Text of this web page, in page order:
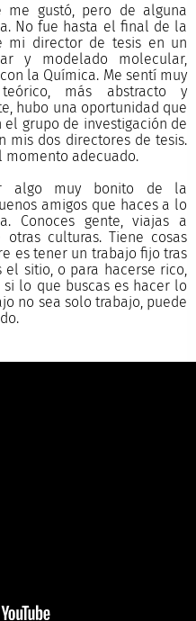
me gustó, pero de alguna
No fue hasta el final de la
mi director de tesis en un
y modelado molecular,
la Química. Me sentí muy
más abstracto y
hubo una oportunidad que
grupo de investigación de
mis dos directores de tesis.
momento adecuado.
algo muy bonito de la
amigos que haces a lo
Conoces gente, viajas a
culturas. Tiene cosas
es tener un trabajo fijo tras
sitio, o para hacerse rico,
lo que buscas es hacer lo
no sea solo trabajo, puede